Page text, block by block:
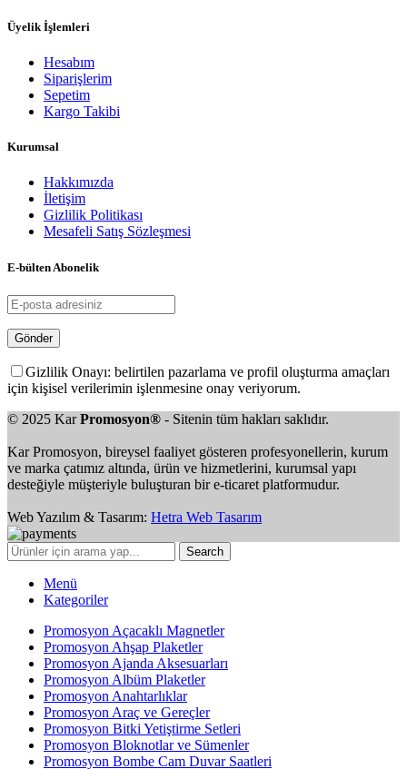
Üyelik İşlemleri
Hesabım
Siparişlerim
Sepetim
Kargo Takibi
Kurumsal
Hakkımızda
İletişim
Gizlilik Politikası
Mesafeli Satış Sözleşmesi
E-bülten Abonelik
Gizlilik Onayı: belirtilen pazarlama ve profil oluşturma amaçları
için kişisel verilerimin işlenmesine onay veriyorum.
© 2025 KarPromosyon® - Sitenin tüm hakları saklıdır.
Kar Promosyon, bireysel faaliyet gösteren profesyonellerin, kurum
ve marka çatımız altında, ürün ve hizmetlerini, kurumsal yapı
desteğiyle müşteriyle buluşturan bir e-ticaret platformudur.
Web Yazılım & Tasarım: Hetra Web Tasarım
Search
Menü
Kategoriler
Promosyon Açacaklı Magnetler
Promosyon Ahşap Plaketler
Promosyon Ajanda Aksesuarları
Promosyon Albüm Plaketler
Promosyon Anahtarlıklar
Promosyon Araç ve Gereçler
Promosyon Bitki Yetiştirme Setleri
Promosyon Bloknotlar ve Sümenler
Promosyon Bombe Cam Duvar Saatleri